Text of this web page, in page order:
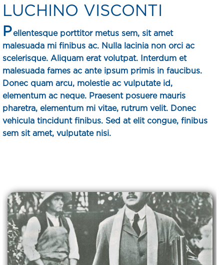
LUCHINO VISCONTI
Pellentesque porttitor metus sem, sit amet
malesuada mi finibus ac. Nulla lacinia non orci ac
scelerisque. Aliquam erat volutpat. Interdum et
malesuada fames ac ante ipsum primis in faucibus.
Donec quam arcu, molestie ac vulputate id,
elementum ac neque. Praesent posuere mauris
pharetra, elementum mi vitae, rutrum velit. Donec
vehicula tincidunt finibus. Sed at elit congue, finibus
sem sit amet, vulputate nisi.